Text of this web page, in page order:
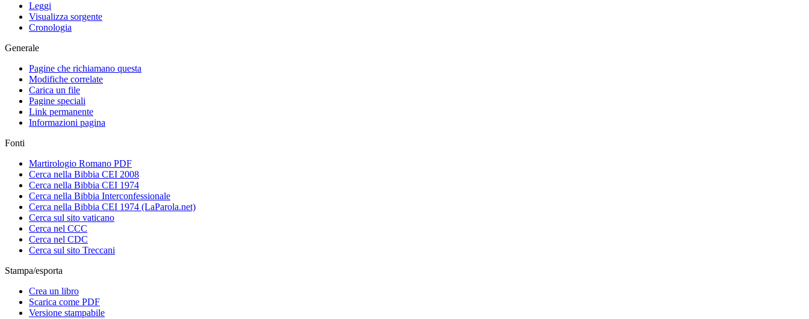
Leggi
Visualizza sorgente
Cronologia
Generale
Pagine che richiamano questa
Modifiche correlate
Carica un file
Pagine speciali
Link permanente
Informazioni pagina
Fonti
Martirologio Romano PDF
Cerca nella Bibbia CEI 2008
Cerca nella Bibbia CEI 1974
Cerca nella Bibbia Interconfessionale
Cerca nella Bibbia CEI 1974 (LaParola.net)
Cerca sul sito vaticano
Cerca nel CCC
Cerca nel CDC
Cerca sul sito Treccani
Stampa/esporta
Crea un libro
Scarica come PDF
Versione stampabile